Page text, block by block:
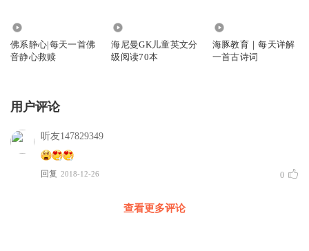
佛系静心|每天一首佛
音静心救赎
海尼曼GK儿童英文分
级阅读70本
海豚教育｜每天详解
一首古诗词
用户评论
听友147829349
回复 2018-12-26 0
查看更多评论